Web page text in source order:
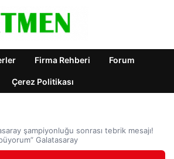
Firma Rehberi Forum
Çerez Politikası
şampiyonluğu sonrası tebrik mesajı!
Galatasaray